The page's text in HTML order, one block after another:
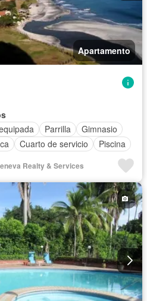
Apartamento
Parrilla
Gimnasio
Cuarto de servicio Piscina
Realty & Services